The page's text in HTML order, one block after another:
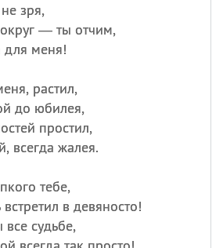
зря,
— ты отчим,
для меня!
растил,
до юбилея,
простил,
всегда жалея.
тебе,
встретил в девяносто!
судьбе,